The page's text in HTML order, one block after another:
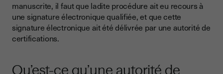
manuscrite, il faut que ladite procédure ait eu recours à
une signature électronique qualifiée, et que cette
signature électronique ait été délivrée par une autorité de
certifications.
Qu’est-ce qu’une autorité de